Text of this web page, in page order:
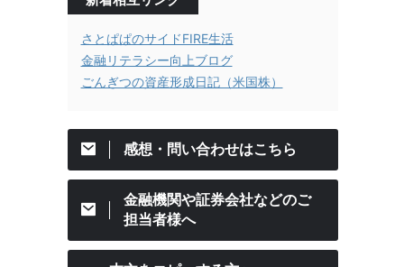
さとぱぱのサイドFIRE生活
金融リテラシー向上ブログ
ごんぎつの資産形成日記（米国株）
感想・問い合わせはこちら
金融機関や証券会社などのご
担当者様へ